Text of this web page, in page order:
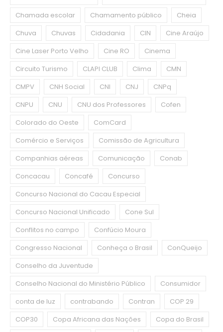
Chamada escolar
Chamamento público
Cheia
Chuva
Chuvas Cidadania CIN
Cine Araújo
Cine Laser Porto Velho
Cine RO
Cinema
Circuito Turismo
CLAPI CLUB Clima
CMN
CMPV
CNH Social CNI CNJ
CNPq
CNPU
CNU CNU dos Professores
Cofen
Colorado do Oeste
ComCard
Comércio e Serviços
Comissão de Agricultura
Companhias aéreas
Comunicação
Conab
Concacau
Concafé
Concurso
Concurso Nacional do Cacau Especial
Concurso Nacional Unificado
Cone Sul
Conflitos no campo
Confúcio Moura
Congresso Nacional
Conheça o Brasil
ConQueijo
Conselho da Juventude
Conselho Nacional do Ministério Público
Consumidor
conta de luz
contrabando Contran
COP 29
COP30
Copa Africana das Nações
Copa do Brasil